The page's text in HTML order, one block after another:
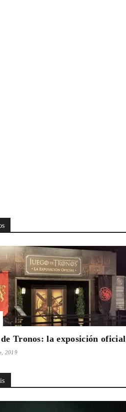
Tronos: la exposición oficial
2019